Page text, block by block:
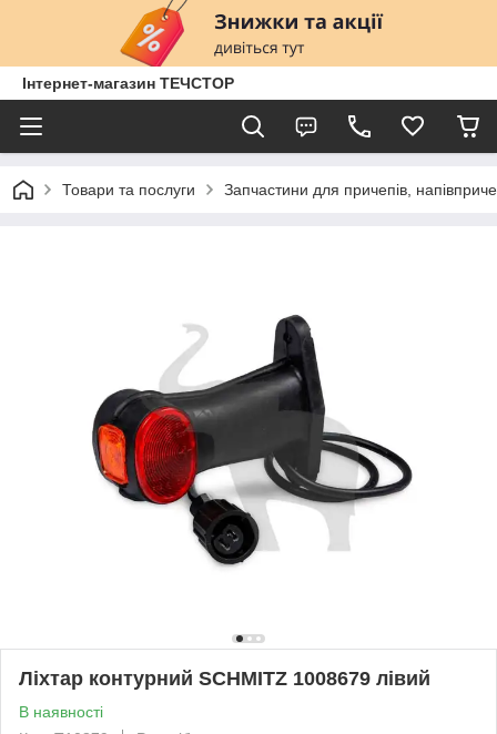
Інтернет-магазин ТЕЧСТОР
Товари та послуги Запчастини для причепів,
Ліхтар контурний SCHMITZ 1008679 лівий
В наявності